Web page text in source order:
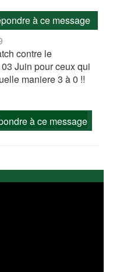
à ce message
contre le
Juin pour ceux qui
maniere 3 à 0 !!
à ce message